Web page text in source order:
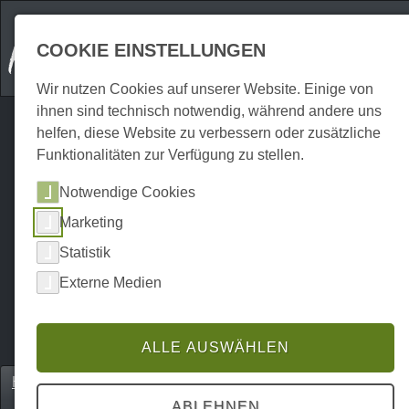
Home Erkunden
UNESCO Welterbestätten
COOKIE EINSTELLUNGEN
Wir nutzen Cookies auf unserer Website. Einige von
ihnen sind technisch notwendig, während andere uns
helfen, diese Website zu verbessern oder zusätzliche
Funktionalitäten zur Verfügung zu stellen.
Notwendige Cookies
Marketing
Statistik
Externe Medien
ALLE AUSWÄHLEN